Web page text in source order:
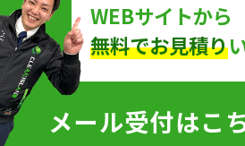
WEBサイトから
無料でお見積り
メール受付はこ